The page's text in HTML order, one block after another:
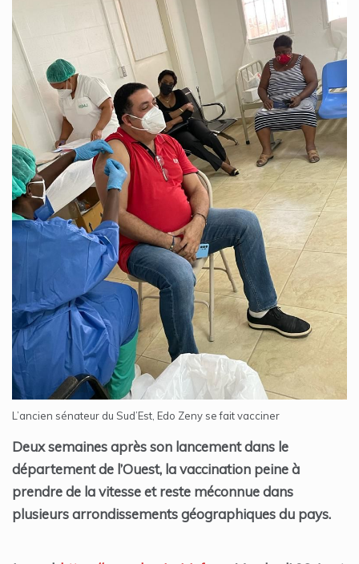
L’ancien sénateur du Sud’Est, Edo Zeny se fait vacciner
Deux semaines après son lancement dans le
département de l’Ouest, la vaccination peine à
prendre de la vitesse et reste méconnue dans
plusieurs arrondissements géographiques du pays.